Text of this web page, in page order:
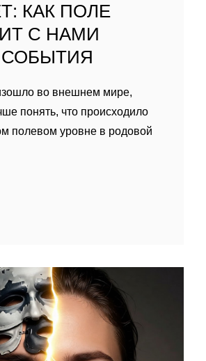
КАК ПОЛЕ
С НАМИ
СОБЫТИЯ
во внешнем мире,
понять, что происходило
полевом уровне в родовой